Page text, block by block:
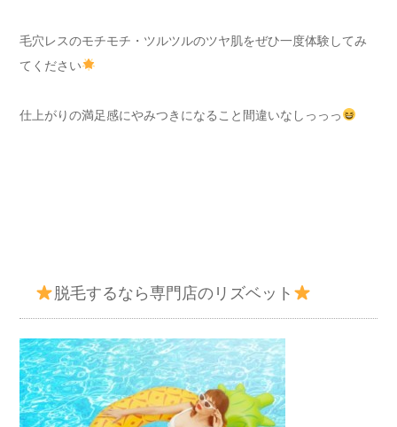
毛穴レスのモチモチ・ツルツルのツヤ肌をぜひ一度体験してみ
てください
仕上がりの満足感にやみつきになること間違いなしっっっ
脱毛するなら専門店のリズベット